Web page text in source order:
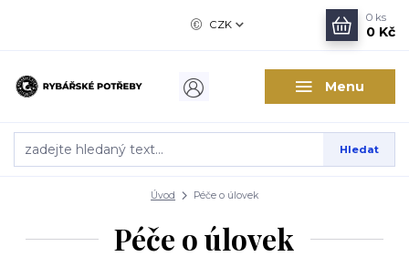
Menu
CZK
Hledat
0 ks
0 Kč
Úvod Péče o úlovek
Péče o úlovek